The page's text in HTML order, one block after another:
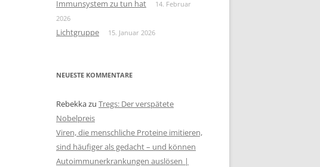
Immunsystem zu tun hat
14. Februar
2026
Lichtgruppe 15. Januar 2026
NEUESTE KOMMENTARE
Rebekkazu Tregs: Der verspätete
Nobelpreis
Viren, die menschliche Proteine imitieren,
sind häufiger als gedacht – und können
Autoimmunerkrankungen auslösen |